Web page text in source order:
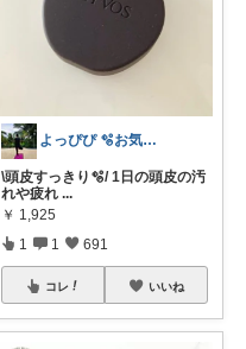
よっぴぴ 🫧お気に入りに囲まれた暮らし
\頭皮すっきり🫧/ 1日の頭皮の汚
れや疲れ ...
￥ 1,925
1 1 691
コレ いいね